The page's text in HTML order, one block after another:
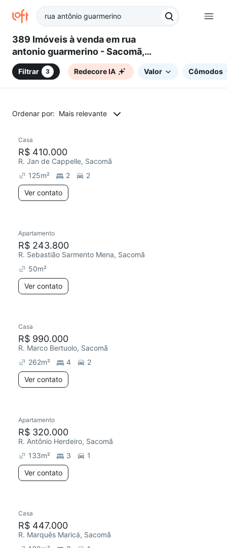
389 Imóveis à venda em rua
antonio guarmerino - Sacomã,
São Paulo, SP
Filtrar 3 Redecore IA Valor Cômodos
Ordenar por: Mais relevante
Casa
R$ 410.000
R. Jan de Cappelle, Sacomã
125m² 2
2
Ver contato
Chegou este mês
Apartamento
R$ 243.800
R. Sebastião Sarmento Mena, Sacomã
50m²
Ver contato
Casa
R$ 990.000
R. Marco Bertuolo, Sacomã
262m² 4
2
Ver contato
Redecorar
Apartamento
R$ 320.000
R. Antônio Herdeiro, Sacomã
133m² 3
1
Ver contato
Casa
R$ 447.000
R. Marquês Maricá, Sacomã